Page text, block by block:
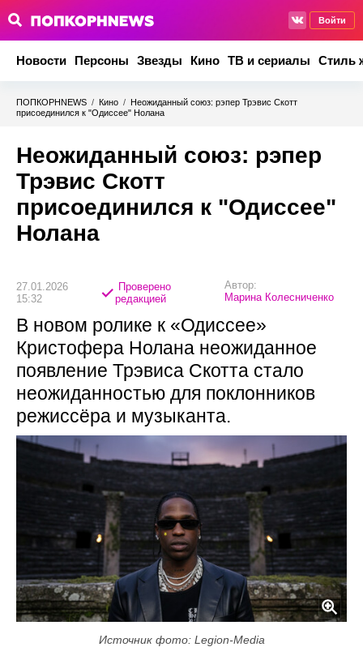
Войти
Новости Персоны Звезды Кино ТВ и сериалы Стиль
ПОПКОРНNEWS / Кино / Неожиданный союз: рэпер Трэвис Скотт
присоединился к "Одиссее" Нолана
Неожиданный союз: рэпер
Трэвис Скотт
присоединился к "Одиссее"
Нолана
27.01.2026
15:32
Проверено
редакцией
Автор:
Марина Колесниченко
В новом ролике к «Одиссее»
Кристофера Нолана неожиданное
появление Трэвиса Скотта стало
неожиданностью для поклонников
режиссёра и музыканта.
Источник фото: Legion-Media